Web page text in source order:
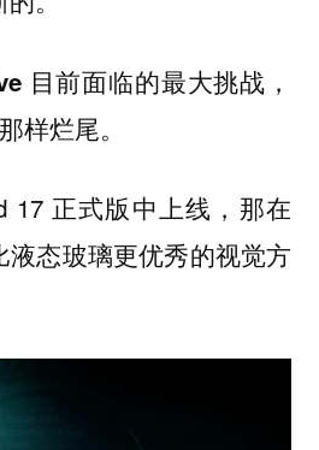
目前面临的最大挑战，
样烂尾。
17 正式版中上线，那在
液态玻璃更优秀的视觉方